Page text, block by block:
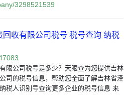
3298521539
收有限公司税号 税号查询 纳税
限公司税号是多少？天眼查为您提供吉林
司的税号信息，帮助您全面了解吉林省泽
税人识别号查询更多企业的税号信息 来